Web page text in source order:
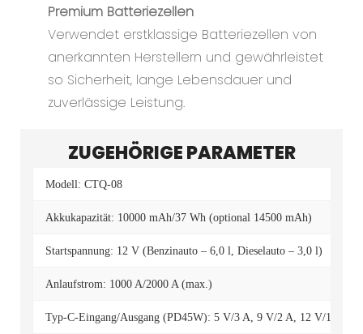
Premium Batteriezellen
Verwendet erstklassige Batteriezellen von
anerkannten Herstellern und gewährleistet
so Sicherheit, lange Lebensdauer und
zuverlässige Leistung.
ZUGEHÖRIGE PARAMETER
Modell: CTQ-08
Akkukapazität: 10000 mAh/37 Wh (optional 14500 mAh)
Startspannung: 12 V (Benzinauto – 6,0 l, Dieselauto – 3,0 l)
Anlaufstrom: 1000 A/2000 A (max.)
Typ-C-Eingang/Ausgang (PD45W): 5 V/3 A, 9 V/2 A, 12 V/1,5 A,